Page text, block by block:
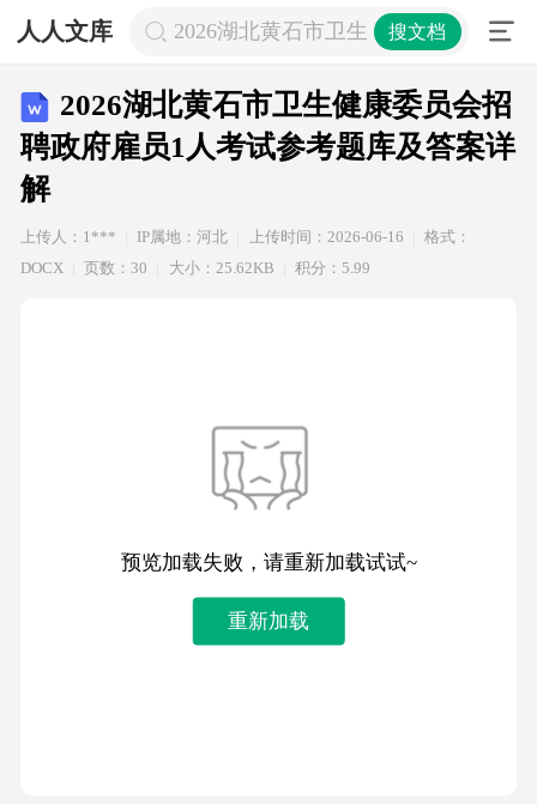
人人文库 2026湖北黄石市卫生健康委员会招聘
搜文档
2026湖北黄石市卫生健康委员会招
聘政府雇员1人考试参考题库及答案详
解
上传人：1*** IP属地：河北 上传时间：2026-06-16
格式：
DOCX
页数：30 大小：25.62KB 积分：5.99
预览加载失败，请重新加载试试~
重新加载